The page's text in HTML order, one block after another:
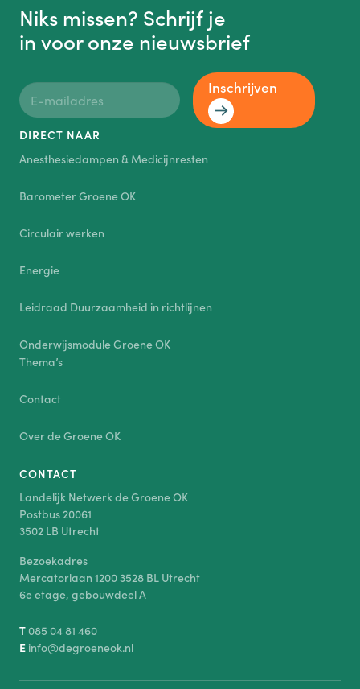
Niks missen? Schrijf je
in voor onze nieuwsbrief
Inschrijven
DIRECT NAAR
Anesthesiedampen & Medicijnresten
Barometer Groene OK
Circulair werken
Energie
Leidraad Duurzaamheid in richtlijnen
Onderwijsmodule Groene OK
Thema’s
Contact
Over de Groene OK
CONTACT
Landelijk Netwerk de Groene OK
Postbus 20061
3502 LB Utrecht
Bezoekadres
Mercatorlaan 1200 3528 BL Utrecht
6e etage, gebouwdeel A
T085 04 81 460
E info@degroeneok.nl